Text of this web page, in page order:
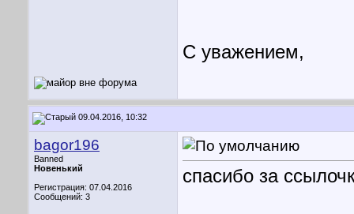
С уважением,
09.04.2016, 10:32
bagor196
Banned
Новенький
Регистрация: 07.04.2016
Сообщений: 3
спасибо за